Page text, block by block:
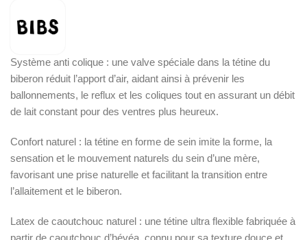
Système anti colique : une valve spéciale dans la tétine du
biberon réduit l’apport d’air, aidant ainsi à prévenir les
ballonnements, le reflux et les coliques tout en assurant un débit
de lait constant pour des ventres plus heureux.
Confort naturel : la tétine en forme de sein imite la forme, la
sensation et le mouvement naturels du sein d’une mère,
favorisant une prise naturelle et facilitant la transition entre
l’allaitement et le biberon.
Latex de caoutchouc naturel : une tétine ultra flexible fabriquée à